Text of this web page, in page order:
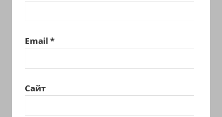
Email *
Сайт